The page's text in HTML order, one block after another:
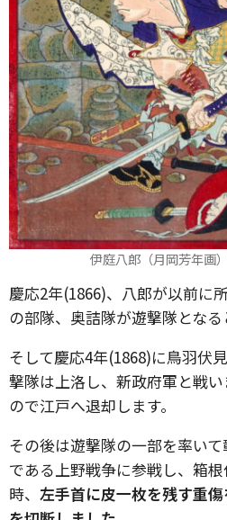
伊庭八郎（月岡芳年画
慶応2年(1866)、八郎が以前に
の部隊、奥詰隊が遊撃隊となる
そして慶応4年(1868)に鳥羽伏
撃隊は上洛し、新政府軍と戦
ので江戸へ退却します。
その後は遊撃隊の一部を率い
である上野戦争に参戦し、箱
時、 左手首に皮一枚を残す重